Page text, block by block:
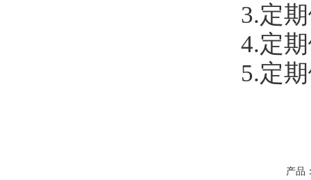
3.定
4.定
5.定
产品